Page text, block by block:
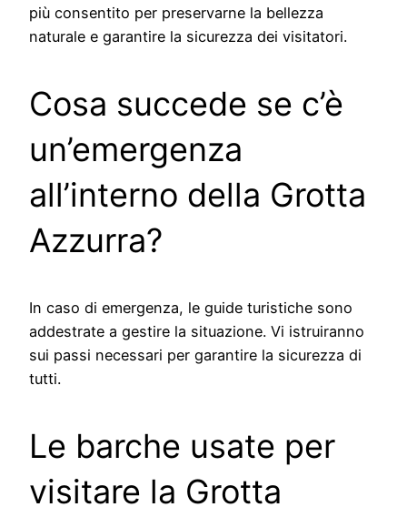
più consentito per preservarne la bellezza
naturale e garantire la sicurezza dei visitatori.
Cosa succede se c’è
un’emergenza
all’interno della Grotta
Azzurra?
In caso di emergenza, le guide turistiche sono
addestrate a gestire la situazione. Vi istruiranno
sui passi necessari per garantire la sicurezza di
tutti.
Le barche usate per
visitare la Grotta